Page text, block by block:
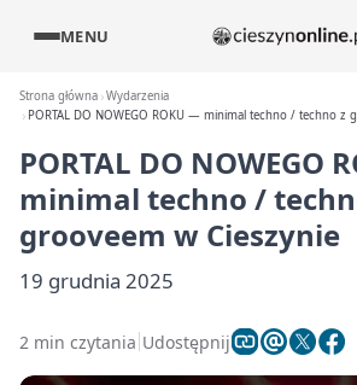
MENU
Strona główna Wydarzenia
PORTAL DO NOWEGO ROKU — minimal techno / techno z
PORTAL DO NOWEGO
minimal techno /
grooveem w Cieszynie
19 grudnia 2025
2 min czytania Udostępnij